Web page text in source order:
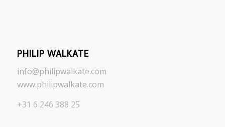
PHILIP WALKATE
info@philipwalkate.com
www.philipwalkate.com
+31 6 246 388 25